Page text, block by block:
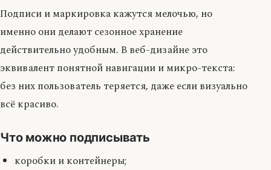
Подписи и маркировка кажутся мелочью, но
именно они делают сезонное хранение
действительно удобным. В веб-дизайне это
эквивалент понятной навигации и микро-текста:
без них пользователь теряется, даже если визуально
всё красиво.
Что можно подписывать
коробки и контейнеры;